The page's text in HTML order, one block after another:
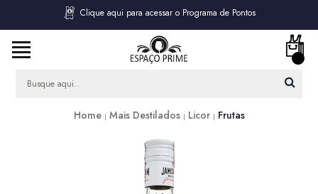
Clique aqui para acessar o Programa de Pontos
Home Mais Destilados Licor Frutas